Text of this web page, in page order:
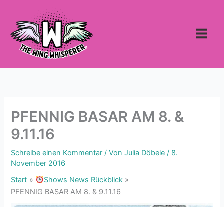
springen
PFENNIG BASAR AM 8. &
9.11.16
Schreibe einen Kommentar / VonJulia Döbele/ 8.
November 2016
Start
Shows News Rückblick
PFENNIG BASAR AM 8. & 9.11.16